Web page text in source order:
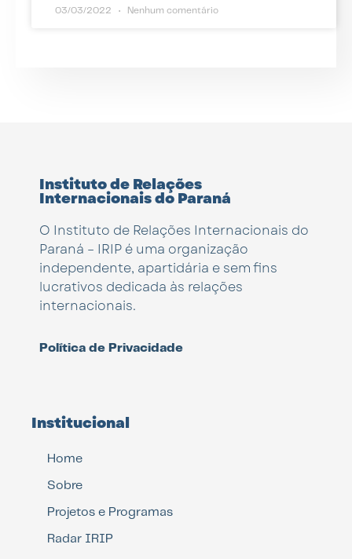
03/03/2022 Nenhum comentário
Instituto de Relações
Internacionais do Paraná
O Instituto de Relações Internacionais do
Paraná – IRIP é uma organização
independente, apartidária e sem fins
lucrativos dedicada às relações
internacionais.
Política de Privacidade
Institucional
Home
Sobre
Projetos e Programas
Radar IRIP